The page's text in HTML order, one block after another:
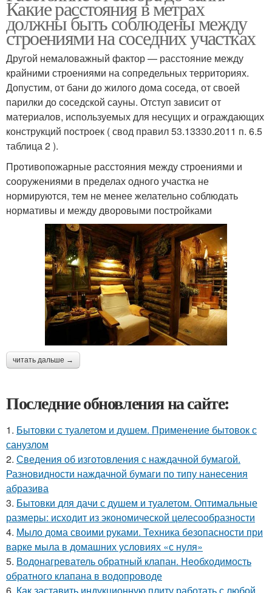
Какие расстояния в метрах
должны быть соблюдены между
строениями на соседних участках
Другой немаловажный фактор — расстояние между
крайними строениями на сопредельных территориях.
Допустим, от бани до жилого дома соседа, от своей
парилки до соседской сауны. Отступ зависит от
материалов, используемых для несущих и ограждающих
конструкций построек ( свод правил 53.13330.2011 п. 6.5
таблица 2 ).
Противопожарные расстояния между строениями и
сооружениями в пределах одного участка не
нормируются, тем не менее желательно соблюдать
нормативы и между дворовыми постройками
читать дальше →
Последние обновления на сайте:
1. Бытовки с туалетом и душем. Применение бытовок с
санузлом
2. Сведения об изготовления с наждачной бумагой.
Разновидности наждачной бумаги по типу нанесения
абразива
3. Бытовки для дачи с душем и туалетом. Оптимальные
размеры: исходит из экономической целесообразности
4. Мыло дома своими руками. Техника безопасности при
варке мыла в домашних условиях «с нуля»
5. Водонагреватель обратный клапан. Необходимость
обратного клапана в водопроводе
6. Как заставить индукционную плиту работать с любой